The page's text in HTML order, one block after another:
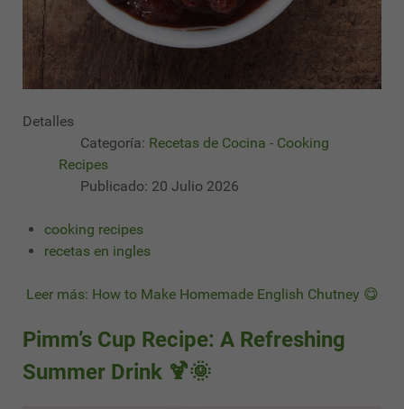
Detalles
Categoría: Recetas de Cocina - Cooking
Recipes
Publicado: 20 Julio 2026
cooking recipes
recetas en ingles
Leer más: How to Make Homemade English Chutney 😋
Pimm’s Cup Recipe: A Refreshing
Summer Drink 🍹🌞